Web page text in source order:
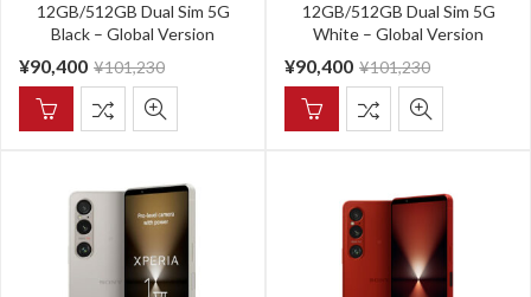
12GB/512GB Dual Sim 5G
Black – Global Version
¥90,400 ¥101,230
12GB/512GB Dual Sim 5G
White – Global Version
¥90,400 ¥101,230